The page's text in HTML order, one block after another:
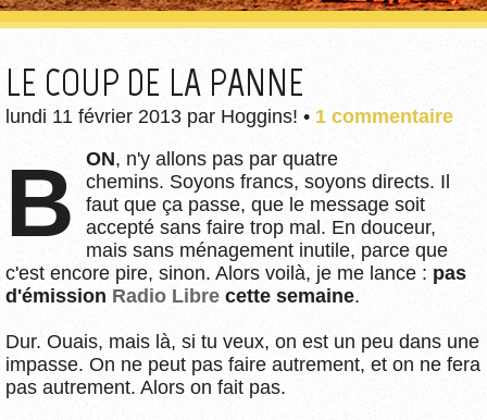
LE COUP DE LA PANNE
lundi 11 février 2013 par Hoggins! • 1 commentaire
BON, n'y allons pas par quatre
chemins. Soyons francs, soyons directs. Il
faut que ça passe, que le message soit
accepté sans faire trop mal. En douceur,
mais sans ménagement inutile, parce que
c'est encore pire, sinon. Alors voilà, je me lance : pas
d'émission Radio Libre cette semaine.
Dur. Ouais, mais là, si tu veux, on est un peu dans une
impasse. On ne peut pas faire autrement, et on ne fera
pas autrement. Alors on fait pas.